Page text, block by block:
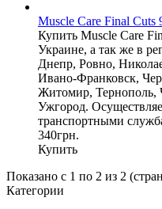
Muscle Care Final Cuts
Купить Muscle Care
Украине, а так же в
Днепр, Ровно,
Ивано-Франковск,
Житомир, Тернополь,
Ужгород.
транспортными
340грн.
Купить
Показано с 1 по 2 из 2
Категории